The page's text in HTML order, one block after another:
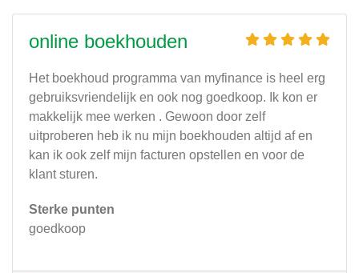
online boekhouden
Het boekhoud programma van myfinance is heel erg
gebruiksvriendelijk en ook nog goedkoop. Ik kon er
makkelijk mee werken . Gewoon door zelf
uitproberen heb ik nu mijn boekhouden altijd af en
kan ik ook zelf mijn facturen opstellen en voor de
klant sturen.
Sterke punten
goedkoop